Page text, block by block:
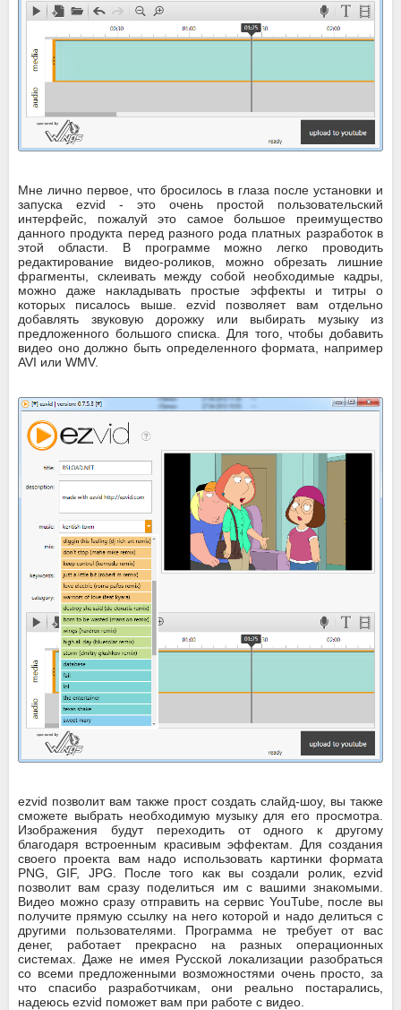
Мне лично первое, что бросилось в глаза после установки и
запуска ezvid - это очень простой пользовательский
интерфейс, пожалуй это самое большое преимущество
данного продукта перед разного рода платных разработок в
этой области. В программе можно легко проводить
редактирование видео-роликов, можно обрезать лишние
фрагменты, склеивать между собой необходимые кадры,
можно даже накладывать простые эффекты и титры о
которых писалось выше. ezvid позволяет вам отдельно
добавлять звуковую дорожку или выбирать музыку из
предложенного большого списка. Для того, чтобы добавить
видео оно должно быть определенного формата, например
AVI или WMV.
ezvid позволит вам также прост создать слайд-шоу, вы также
сможете выбрать необходимую музыку для его просмотра.
Изображения будут переходить от одного к другому
благодаря встроенным красивым эффектам. Для создания
своего проекта вам надо использовать картинки формата
PNG, GIF, JPG. После того как вы создали ролик, ezvid
позволит вам сразу поделиться им с вашими знакомыми.
Видео можно сразу отправить на сервис YouTube, после вы
получите прямую ссылку на него которой и надо делиться с
другими пользователями. Программа не требует от вас
денег, работает прекрасно на разных операционных
системах. Даже не имея Русской локализации разобраться
со всеми предложенными возможностями очень просто, за
что спасибо разработчикам, они реально постарались,
надеюсь ezvid поможет вам при работе с видео.